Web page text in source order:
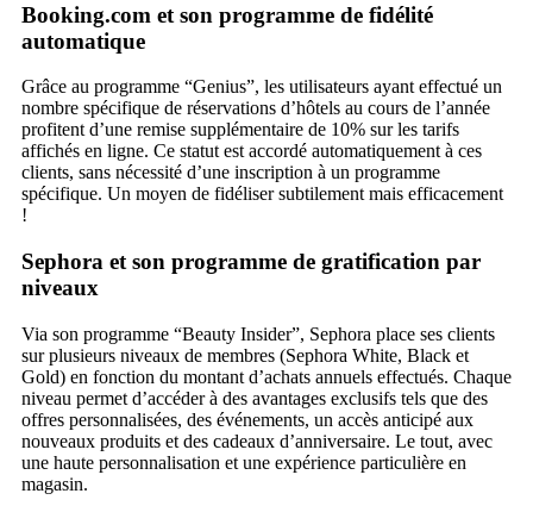
Booking.com et son programme de fidélité
automatique
Grâce au programme “Genius”, les utilisateurs ayant effectué un
nombre spécifique de réservations d’hôtels au cours de l’année
profitent d’une remise supplémentaire de 10% sur les tarifs
affichés en ligne. Ce statut est accordé automatiquement à ces
clients, sans nécessité d’une inscription à un programme
spécifique. Un moyen de fidéliser subtilement mais efficacement
!
Sephora et son programme de gratification par
niveaux
Via son programme “Beauty Insider”, Sephora place ses clients
sur plusieurs niveaux de membres (Sephora White, Black et
Gold) en fonction du montant d’achats annuels effectués. Chaque
niveau permet d’accéder à des avantages exclusifs tels que des
offres personnalisées, des événements, un accès anticipé aux
nouveaux produits et des cadeaux d’anniversaire. Le tout, avec
une haute personnalisation et une expérience particulière en
magasin.